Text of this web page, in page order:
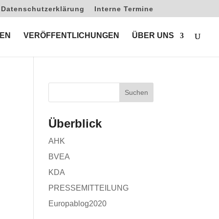
Datenschutzerklärung Interne Termine
VERÖFFENTLICHUNGEN ÜBER UNS
Überblick
AHK
BVEA
KDA
PRESSEMITTEILUNG
Europablog2020